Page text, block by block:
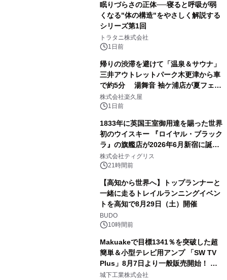
眠りづらさの正体──寝ると呼吸が弱
くなる"体の構造"をやさしく解説する
シリーズ第1回
トラタニ株式会社
1日前
帰りの渋滞を避けて「温泉＆サウナ」
三井アウトレットパーク木更津から車
で約5分 湯舞音 袖ケ浦店が夏フェア
メニューを提供
株式会社楽久屋
1日前
1833年に英国王室御用達を賜った世界
初のウイスキー 『ロイヤル・ブラック
ラ』の旗艦店が2026年6月新宿に誕
生 バカルディ ジャパンと連携した
没入型バー「BAR Arca」
株式会社ティグリス
21時間前
【高知から世界へ】トップランナーと
一緒に走るトレイルランニングイベン
トを高知で8月29日（土）開催
BUDO
10時間前
Makuakeで目標1341％を突破した超
簡単＆小型テレビ用アンプ 「SW TV
Plus」8月7日より一般販売開始！ ケ
ーブル1本つなぐだけ、テレビの音が
城下工業株式会社